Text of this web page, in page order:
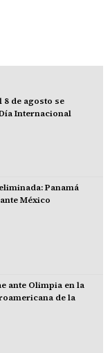
8 de agosto se
Internacional
Panamá
México
ante Olimpia en la
de la